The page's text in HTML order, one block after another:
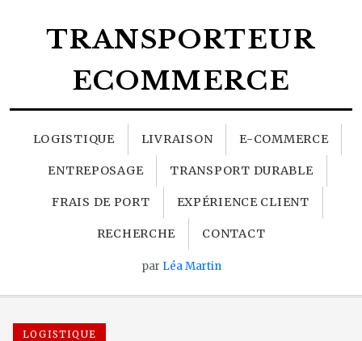
TRANSPORTEUR
ECOMMERCE
LOGISTIQUE LIVRAISON E-COMMERCE
ENTREPOSAGE TRANSPORT DURABLE
FRAIS DE PORT EXPÉRIENCE CLIENT
RECHERCHE CONTACT
par Léa Martin
LOGISTIQUE